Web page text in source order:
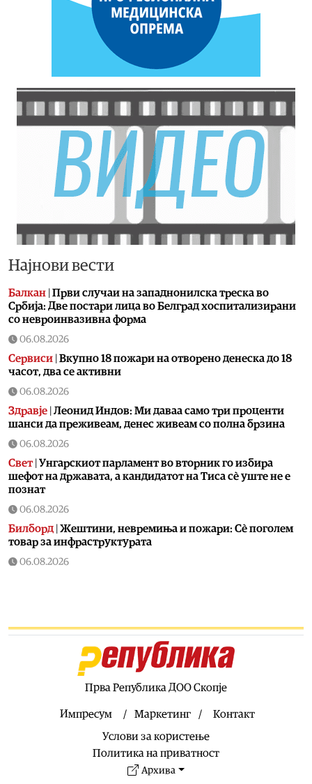
Најнови вести
Балкан Први случаи на западнонилска треска во
Србија: Две постари лица во Белград хоспитализирани
со невроинвазивна форма
06.08.2026
Сервиси Вкупно 18 пожари на отворено денеска до 18
часот, два се активни
06.08.2026
Здравје Леонид Индов: Ми даваа само три проценти
шанси да преживеам, денес живеам со полна брзина
06.08.2026
Свет| Унгарскиот парламент во вторник го избира
шефот на државата, а кандидатот на Тиса сè уште не е
познат
06.08.2026
Билборд Жештини, невремиња и пожари: Сè поголем
товар за инфраструктурата
06.08.2026
Астро|Бившиот се враќа во животот на овие три знаци
и носи целосен немир
Лазаров: Имињата не ја даваат целата слика, за
06.08.2026
Топ четири најчисти реки во Македонија:
Каде да се капете, рибарите и уживате ова лето
Прва Република ДОО Скопје
Импресум Маркетинг
Контакт
Услови за користење
Политика на приватност
Архива